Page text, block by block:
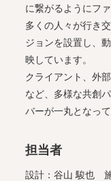
に繋がるようにフ
多くの人々が行き
ジョンを設置し、
映しています。
クライアント、外
など、多様な共創
バーが一丸となっ
担当者
設計：谷山 駿也